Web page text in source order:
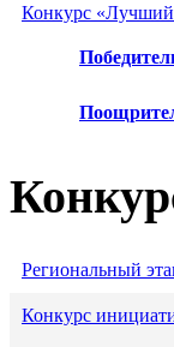
Конкурс «Лучший
Региональный
Конкурс